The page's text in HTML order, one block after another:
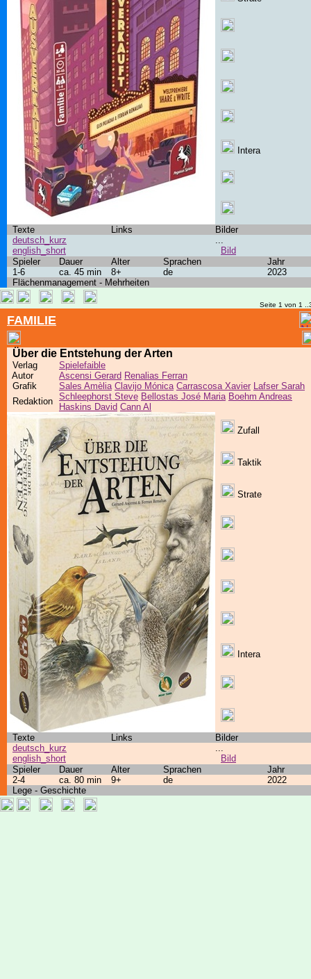
Intera
Texte Links
Bilder
deutsch_kurz
english_short
...
Bild
Spieler
Dauer Alter Sprachen
Jahr
1-6
ca. 45 min 8+ de
2023
Flächenmanagement - Mehrheiten
Seite 1 von 1
FAMILIE
Über die Entstehung der Arten
Verlag
Spielefaible
Autor
Ascensi Gerard Renalias Ferran
Grafik
Sales Amèlia Clavijo Mónica Carrascosa Xavier Lafser Sarah
Redaktion Schleephorst Steve Bellostas José Maria Boehm Andreas
Haskins David Cann Al
Zufall
Taktik
Strate
Intera
Texte Links
Bilder
deutsch_kurz
english_short
...
Bild
Spieler
Dauer Alter Sprachen
Jahr
2-4
ca. 80 min 9+ de
2022
Lege - Geschichte